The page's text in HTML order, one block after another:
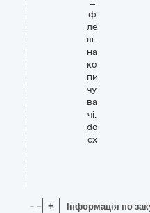
ф
ле
ш-
на
ко
пи
чу
ва
чі.
do
cx
+ Інформація по